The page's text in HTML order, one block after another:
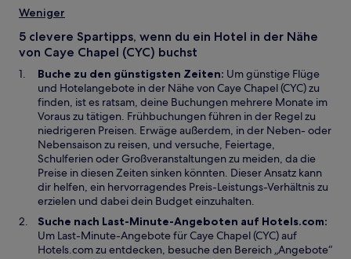
e
t
r
ö
f
f
n
e
t
F
e
s
t
e
r
g
e
ö
f
f
n
e
t
e
m
e
u
e
n
F
e
n
s
t
e
r
g
e
Weniger
5 clevere Spartipps, wenn du ein Hotel in der Nähe
von Caye Chapel (CYC) buchst
Buche zu den günstigsten Zeiten: Um günstige Flüge
und Hotelangebote in der Nähe von Caye Chapel (CYC) zu
finden, ist es ratsam, deine Buchungen mehrere Monate im
Voraus zu tätigen. Frühbuchungen führen in der Regel zu
niedrigeren Preisen. Erwäge außerdem, in der Neben- oder
Nebensaison zu reisen, und versuche, Feiertage,
Schulferien oder Großveranstaltungen zu meiden, da die
Preise in diesen Zeiten sinken könnten. Dieser Ansatz kann
dir helfen, ein hervorragendes Preis-Leistungs-Verhältnis zu
erzielen und dabei dein Budget einzuhalten.
Suche nach Last-Minute-Angeboten auf Hotels.com:
Um Last-Minute-Angebote für Caye Chapel (CYC) auf
Hotels.com zu entdecken, besuche den Bereich „Angebote“